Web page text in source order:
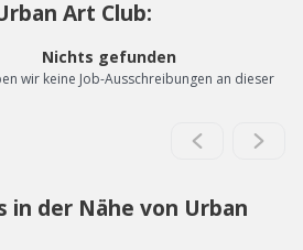
Art Club:
Nichts gefunden
wir keine Job-Ausschreibungen an dieser
der Nähe von Urban